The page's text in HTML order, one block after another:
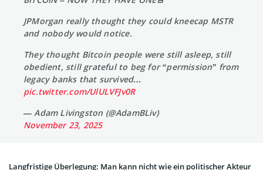
JPMorgan really thought they could kneecap MSTR
and nobody would notice.
They thought Bitcoin people were still asleep, still
obedient, still grateful to beg for “permission” from
legacy banks that survived…
pic.twitter.com/UlULVFJv0R
— Adam Livingston (@AdamBLiv)
November 23, 2025
Langfristige Überlegung: Man kann nicht wie ein politischer Akteur